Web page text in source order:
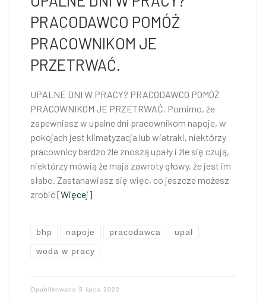
PRACODAWCO POMÓŻ
PRACOWNIKOM JE
PRZETRWAĆ.
UPALNE DNI W PRACY? PRACODAWCO POMÓŻ
PRACOWNIKOM JE PRZETRWAĆ. Pomimo, że
zapewniasz w upalne dni pracownikom napoje, w
pokojach jest klimatyzacja lub wiatraki, niektórzy
pracownicy bardzo źle znoszą upały i źle się czują,
niektórzy mówią że maja zawroty głowy, że jest im
słabo. Zastanawiasz się więc, co jeszcze możesz
zrobić[Więcej]
bhp napoje pracodawca upał
woda w pracy
Opublikowano 5 lipca 2022